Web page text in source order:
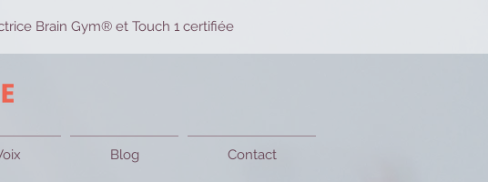
Brain Gym® et Touch 1 certifiée
Blog Contact